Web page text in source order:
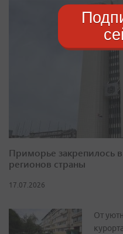
Приморье закрепилось
регионов страны
17.07.2026
От